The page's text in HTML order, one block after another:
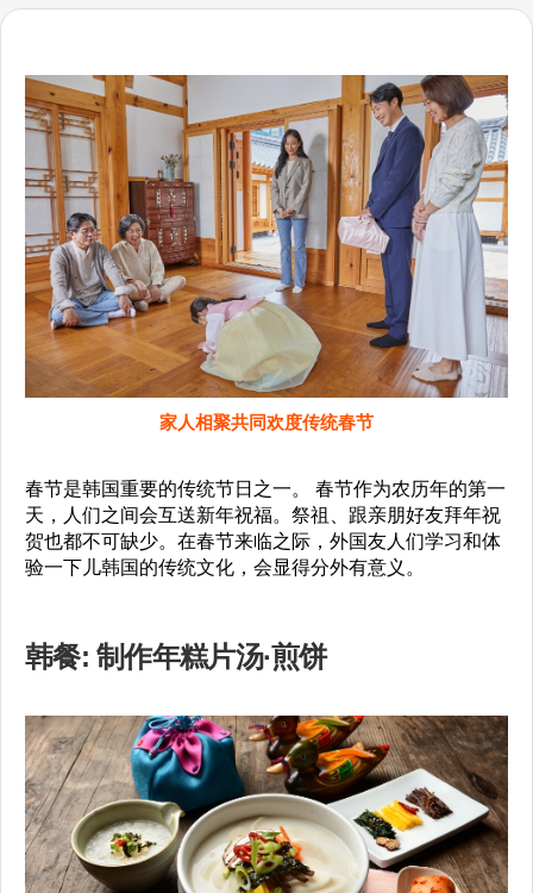
家人相聚共同欢度传统春节
春节是韩国重要的传统节日之一。 春节作为农历年的第一
天，人们之间会互送新年祝福。祭祖、跟亲朋好友拜年祝
贺也都不可缺少。在春节来临之际，外国友人们学习和体
验一下儿韩国的传统文化，会显得分外有意义。
韩餐: 制作年糕片汤·煎饼